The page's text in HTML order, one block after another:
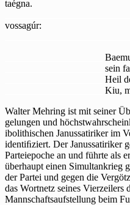
taégna.
vossagúr:
sein
Heil
Kiu,
Walter Mehring ist mit seiner
gelungen und
ibolithischen Janussatiriker im
identiﬁziert. Der Janussatiriker
Parteiepoche an und führte als
überhaupt einen Simultankrieg
der Partei und gegen die
das Wortnetz seines Vierzeilers
Mannschaftsaufstellung beim